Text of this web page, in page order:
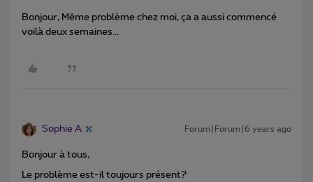
Bonjour, Même problème chez moi, ça a aussi commencé
voilà deux semaines...
Sophie A Forum|Forum|6 years ago
Bonjour à tous,
Le problème est-il toujours présent?